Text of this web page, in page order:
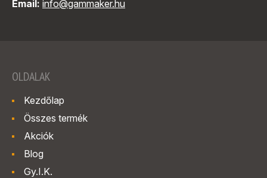
Email: info@gammaker.hu
OLDALAK
Kezdőlap
Összes termék
Akciók
Blog
Gy.I.K.